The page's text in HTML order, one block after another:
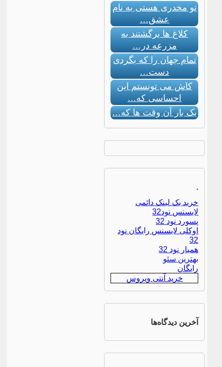
تو مخدری هستی به نام
عشق…
کلاغ ها برگشتند به
مزرعه در…
تمام جهان را که بگردی
دست…
کاش می تونستم این
احساسی که…
یک بار آن وقت ها که…
.
خرید بک لینک دائمی
لایسنس نود32
پسورد نود 32
اوکلی لایسنس رایگان نود
32
همیار نود 32
بهترین سئو
رایگان
خرید آنتی ویروس
آخرین دیدگاه‌ها